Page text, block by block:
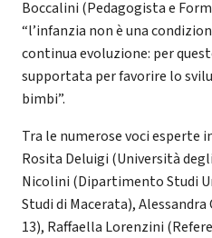
Boccalini (Pedagogista e
“l’infanzia non è una
continua evoluzione: per
supportata per favorire lo
bimbi”.
Tra le numerose voci esperte
Rosita Deluigi (Università
Nicolini (Dipartimento Studi
Studi di Macerata),
13), Raffaella Lorenzini